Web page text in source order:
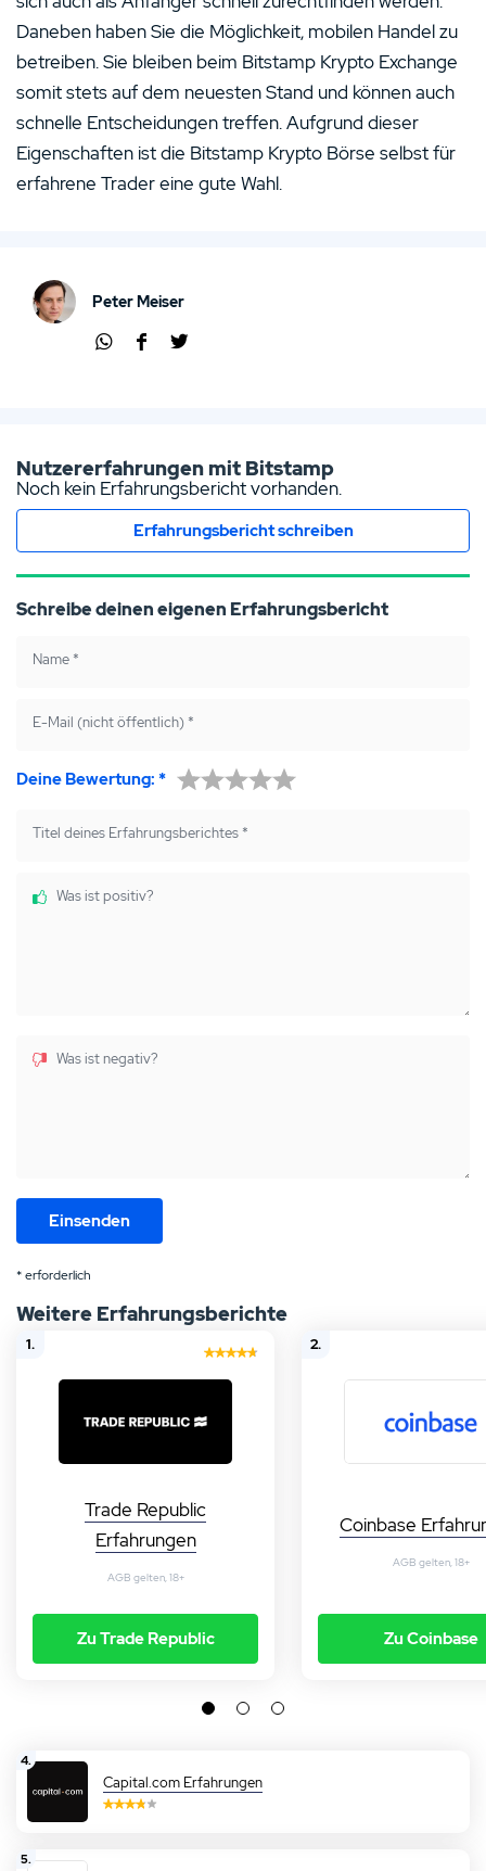
Daneben haben Sie die Möglichkeit, mobilen Handel zu
betreiben. Sie bleiben beim Bitstamp Krypto Exchange
somit stets auf dem neuesten Stand und können auch
schnelle Entscheidungen treffen. Aufgrund dieser
Eigenschaften ist die Bitstamp Krypto Börse selbst für
erfahrene Trader eine gute Wahl.
Peter Meiser
teile
n
teile
n
n
Nutzererfahrungen mit Bitstamp
Noch kein Erfahrungsbericht vorhanden.
Erfahrungsbericht schreiben
Schreibe deinen eigenen Erfahrungsbericht
Name *
E-Mail (nicht öffentlich) *
Deine Bewertung: *
Titel deines Erfahrungsberichtes *
Was ist positiv?
Was ist negativ?
* erforderlich
Weitere Erfahrungsberichte
1.
Trade Republic
Erfahrungen
AGB gelten, 18+
Zu Trade Republic
2.
Coinbase
AGB gelten, 18+
Zu Coinbase
4.
Capital.com Erfahrungen
5.